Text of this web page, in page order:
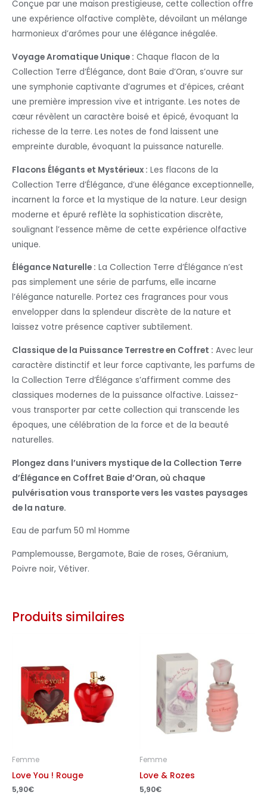
Conçue par une maison prestigieuse, cette collection offre
une expérience olfactive complète, dévoilant un mélange
harmonieux d’arômes pour une élégance inégalée.
Voyage Aromatique Unique : Chaque flacon de la
Collection Terre d’Élégance, dont Baie d’Oran, s’ouvre sur
une symphonie captivante d’agrumes et d’épices, créant
une première impression vive et intrigante. Les notes de
cœur révèlent un caractère boisé et épicé, évoquant la
richesse de la terre. Les notes de fond laissent une
empreinte durable, évoquant la puissance naturelle.
Flacons Élégants et Mystérieux : Les flacons de la
Collection Terre d’Élégance, d’une élégance exceptionnelle,
incarnent la force et la mystique de la nature. Leur design
moderne et épuré reflète la sophistication discrète,
soulignant l’essence même de cette expérience olfactive
unique.
Élégance Naturelle : La Collection Terre d’Élégance n’est
pas simplement une série de parfums, elle incarne
l’élégance naturelle. Portez ces fragrances pour vous
envelopper dans la splendeur discrète de la nature et
laissez votre présence captiver subtilement.
Classique de la Puissance Terrestre en Coffret : Avec leur
caractère distinctif et leur force captivante, les parfums de
la Collection Terre d’Élégance s’affirment comme des
classiques modernes de la puissance olfactive. Laissez-
vous transporter par cette collection qui transcende les
époques, une célébration de la force et de la beauté
naturelles.
Plongez dans l’univers mystique de la Collection Terre
d’Élégance en Coffret Baie d’Oran, où chaque
pulvérisation vous transporte vers les vastes paysages
de la nature.
Eau de parfum 50 ml Homme
Pamplemousse, Bergamote, Baie de roses, Géranium,
Poivre noir, Vétiver.
Produits similaires
Femme
Love You ! Rouge
5,90€
Femme
Love & Rozes
5,90€